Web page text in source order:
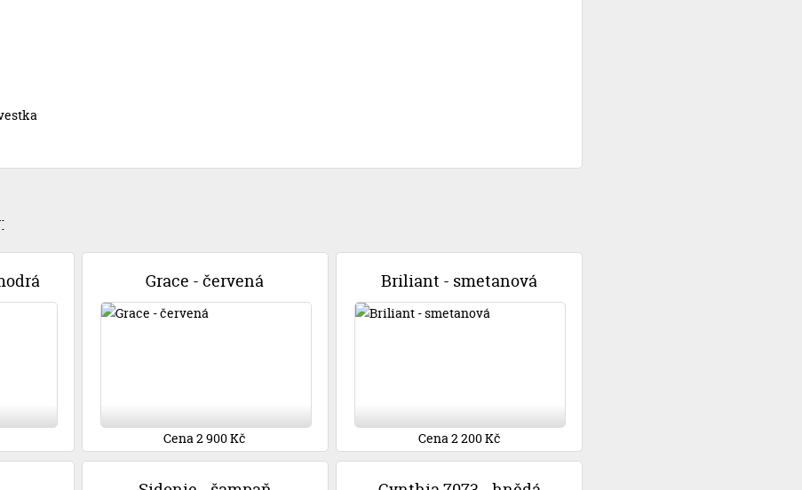
Grace - červená
Cena 2 900 Kč
Briliant - smetanová
Cena 2 200 Kč